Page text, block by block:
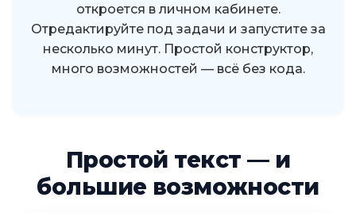
откроется в личном кабинете.
Отредактируйте под задачи и запустите за
несколько минут. Простой конструктор,
много возможностей — всё без кода.
Простой текст — и
большие возможности